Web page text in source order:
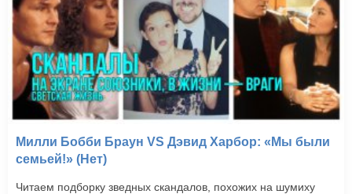
Милли Бобби Браун VS Дэвид Харбор: «Мы были
семьей!» (Нет)
Читаем подборку зведных скандалов, похожих на шумиху